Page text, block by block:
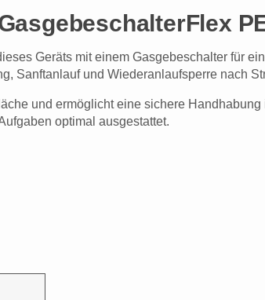
Geräts mit einem Gasgebeschalter für
Sanftanlauf und Wiederanlaufsperre nach
und ermöglicht eine sichere
optimal ausgestattet.